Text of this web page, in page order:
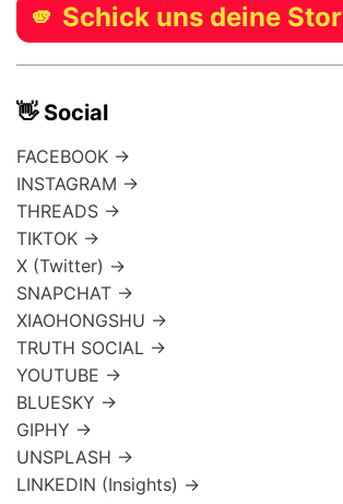
🫵 Schick uns deine
👋 Social
FACEBOOK →
INSTAGRAM →
THREADS →
TIKTOK →
X (Twitter) →
SNAPCHAT →
XIAOHONGSHU →
TRUTH SOCIAL →
YOUTUBE →
BLUESKY →
GIPHY →
UNSPLASH →
LINKEDIN (Insights) →